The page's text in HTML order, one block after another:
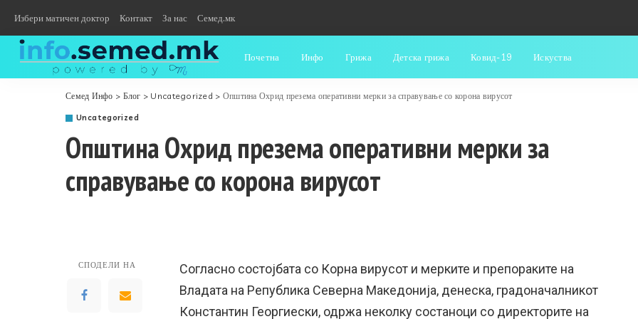
Избери матичен доктор Контакт За нас Семед.мк
Почетна Инфо Грижа Детска грижа Ковид-19 Искуства
Семед Инфо > Блог > Uncategorized > Општина Охрид презема оперативни мерки за справување со корона вирусот
Uncategorized
Општина Охрид презема оперативни мерки за
справување со корона вирусот
СПОДЕЛИ НА
Согласно состојбата со Корна вирусот и мерките и препораките на
Владата на Република Северна Македонија, денеска, градоначалникот
Константин Георгиески, одржа неколку состаноци со директорите на